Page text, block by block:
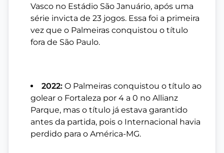
Vasco no Estádio São Januário, após uma
série invicta de 23 jogos. Essa foi a primeira
vez que o Palmeiras conquistou o título
fora de São Paulo.
2022: O Palmeiras conquistou o título ao
golear o Fortaleza por 4 a 0 no Allianz
Parque, mas o título já estava garantido
antes da partida, pois o Internacional havia
perdido para o América-MG.